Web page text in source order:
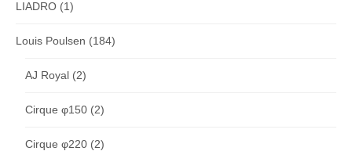
LIADRO (1)
Louis Poulsen (184)
AJ Royal (2)
Cirque φ150 (2)
Cirque φ220 (2)